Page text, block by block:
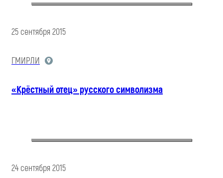
25 сентября 2015
ГМИРЛИ
«Крёстный отец» русского символизма
24 сентября 2015